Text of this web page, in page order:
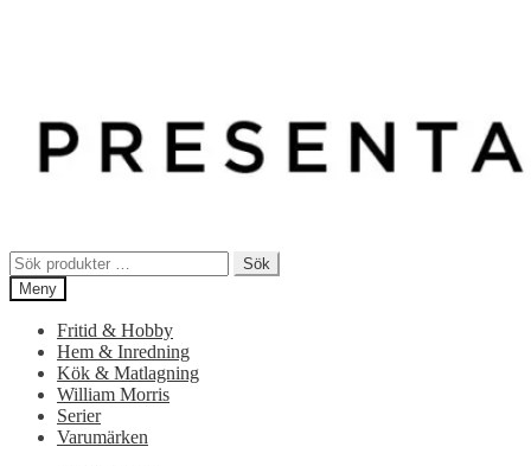
Sök
efter:
Sök
Meny
Fritid & Hobby
Hem & Inredning
Kök & Matlagning
William Morris
Serier
Varumärken